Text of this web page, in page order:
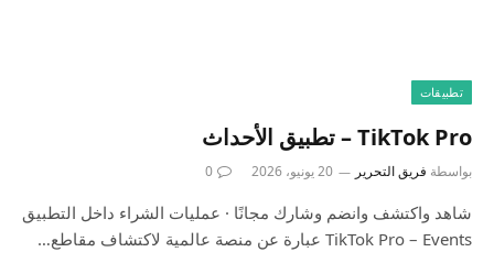
تطبيقات
‎TikTok Pro – تطبيق الأحداث
بواسطة فريق التحرير 20 يونيو، 2026 0
شاهد واكتشف وانضم وشارك مجانًا · عمليات الشراء داخل التطبيق
TikTok Pro – Events عبارة عن منصة عالمية لاكتشاف مقاطع…